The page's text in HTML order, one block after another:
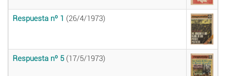
Respuesta nº 1 (26/4/1973)
Respuesta nº 5(17/5/1973)